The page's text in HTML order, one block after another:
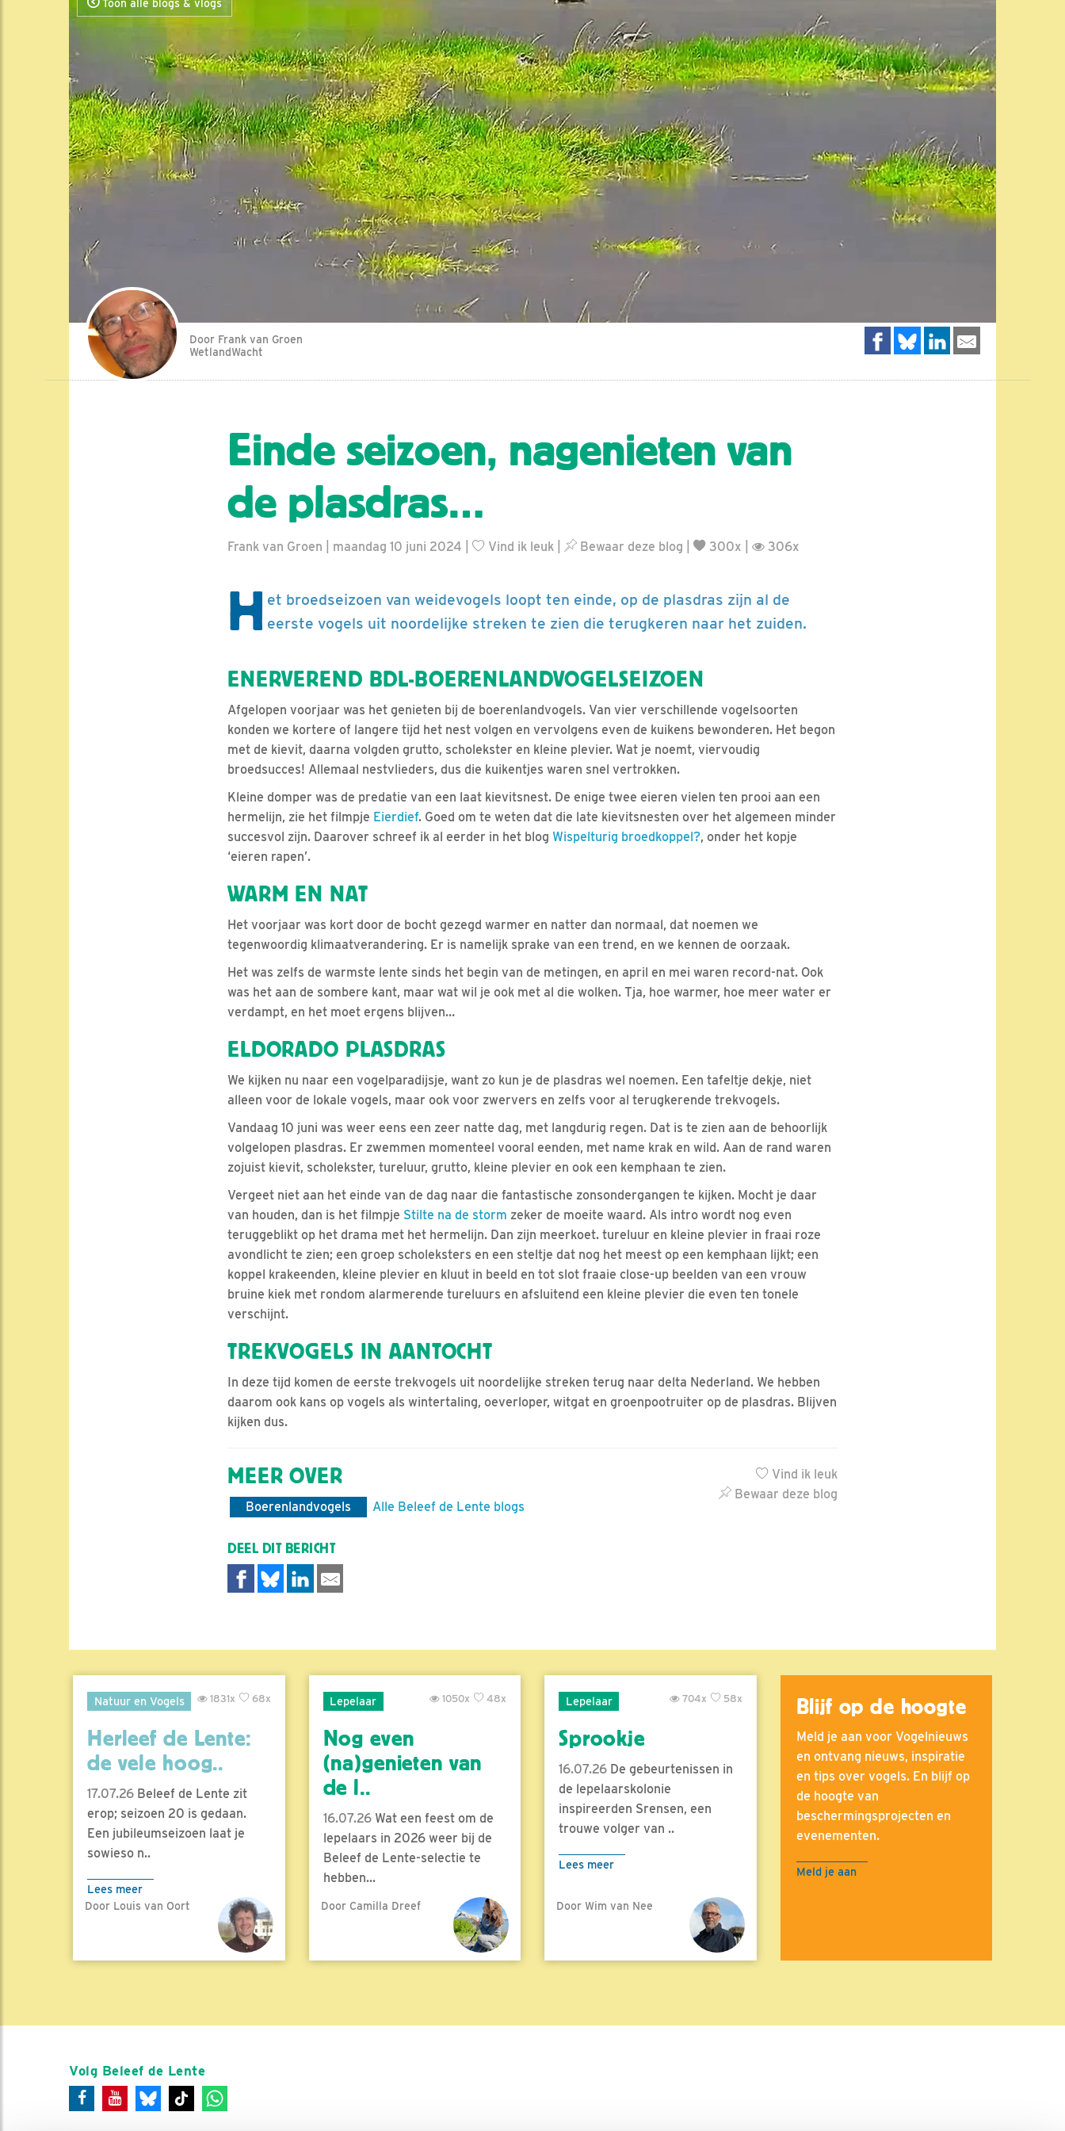
Toon alle blogs & vlogs
Door Frank van Groen
WetlandWacht
Einde seizoen, nagenieten van
de plasdras…
Frank van Groen | maandag 10 juni 2024 | Vind ik leuk Bewaar deze blog 300x | 306x
H et broedseizoen van weidevogels loopt ten einde, op de plasdras zijn al de
eerste vogels uit noordelijke streken te zien die terugkeren naar het zuiden.
ENERVEREND BDL-BOERENLANDVOGELSEIZOEN
Afgelopen voorjaar was het genieten bij de boerenlandvogels. Van vier verschillende vogelsoorten
konden we kortere of langere tijd het nest volgen en vervolgens even de kuikens bewonderen. Het begon
met de kievit, daarna volgden grutto, scholekster en kleine plevier. Wat je noemt, viervoudig
broedsucces! Allemaal nestvlieders, dus die kuikentjes waren snel vertrokken.
Kleine domper was de predatie van een laat kievitsnest. De enige twee eieren vielen ten prooi aan een
hermelijn, zie het filmpje Eierdief. Goed om te weten dat die late kievitsnesten over het algemeen minder
succesvol zijn. Daarover schreef ik al eerder in het blog Wispelturig broedkoppel?, onder het kopje
‘eieren rapen’.
WARM EN NAT
Het voorjaar was kort door de bocht gezegd warmer en natter dan normaal, dat noemen we
tegenwoordig klimaatverandering. Er is namelijk sprake van een trend, en we kennen de oorzaak.
Het was zelfs de warmste lente sinds het begin van de metingen, en april en mei waren record-nat. Ook
was het aan de sombere kant, maar wat wil je ook met al die wolken. Tja, hoe warmer, hoe meer water er
verdampt, en het moet ergens blijven…
ELDORADO PLASDRAS
We kijken nu naar een vogelparadijsje, want zo kun je de plasdras wel noemen. Een tafeltje dekje, niet
alleen voor de lokale vogels, maar ook voor zwervers en zelfs voor al terugkerende trekvogels.
Vandaag 10 juni was weer eens een zeer natte dag, met langdurig regen. Dat is te zien aan de behoorlijk
volgelopen plasdras. Er zwemmen momenteel vooral eenden, met name krak en wild. Aan de rand waren
zojuist kievit, scholekster, tureluur, grutto, kleine plevier en ook een kemphaan te zien.
Vergeet niet aan het einde van de dag naar die fantastische zonsondergangen te kijken. Mocht je daar
van houden, dan is het filmpje Stilte na de storm zeker de moeite waard. Als intro wordt nog even
teruggeblikt op het drama met het hermelijn. Dan zijn meerkoet. tureluur en kleine plevier in fraai roze
avondlicht te zien; een groep scholeksters en een steltje dat nog het meest op een kemphaan lijkt; een
koppel krakeenden, kleine plevier en kluut in beeld en tot slot fraaie close-up beelden van een vrouw
bruine kiek met rondom alarmerende tureluurs en afsluitend een kleine plevier die even ten tonele
verschijnt.
TREKVOGELS IN AANTOCHT
In deze tijd komen de eerste trekvogels uit noordelijke streken terug naar delta Nederland. We hebben
daarom ook kans op vogels als wintertaling, oeverloper, witgat en groenpootruiter op de plasdras. Blijven
kijken dus.
Vind ik leuk
Bewaar deze blog
MEER OVER
Boerenlandvogels Alle Beleef de Lente blogs
DEEL DIT BERICHT
Natuur en Vogels 68x
1831x
Herleef de Lente:
de vele hoog..
17.07.26 Beleef de Lente zit
erop; seizoen 20 is gedaan.
Een jubileumseizoen laat je
sowieso n..
Lees meer
Door Louis van Oort
Lepelaar 48x
1050x
Nog even
(na)genieten van
de l..
16.07.26Wat een feest om de
lepelaars in 2026 weer bij de
Beleef de Lente-selectie te
hebben...
Lees meer
Door Camilla Dreef
Lepelaar 58x
704x
Sprookje
16.07.26 De gebeurtenissen in
de lepelaarskolonie
inspireerden Srensen, een
trouwe volger van ..
Lees meer
Door Wim van Nee
Blijf op de hoogte
Meld je aan voor Vogelnieuws
en ontvang nieuws, inspiratie
en tips over vogels. En blijf op
de hoogte van
beschermingsprojecten en
evenementen.
Meld je aan
Volg Beleef de Lente